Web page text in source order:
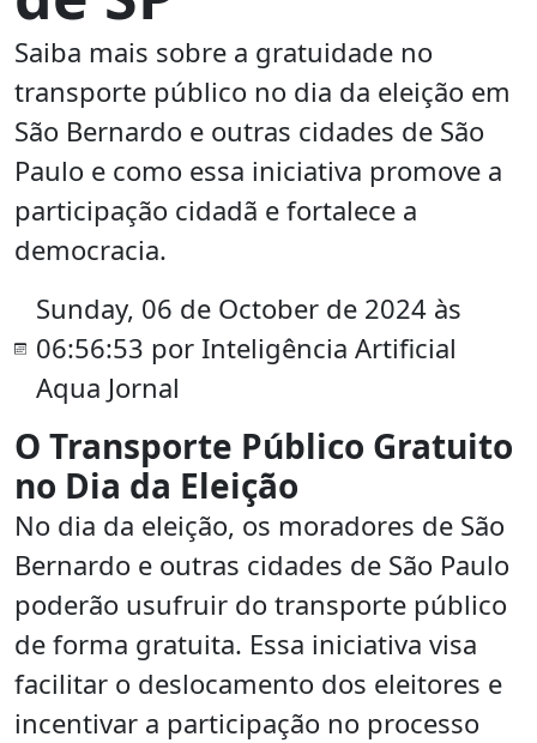
Saiba mais sobre a gratuidade no
transporte público no dia da eleição em
São Bernardo e outras cidades de São
Paulo e como essa iniciativa promove a
participação cidadã e fortalece a
democracia.
Sunday, 06 de October de 2024 às
06:56:53 por Inteligência Artificial
Aqua Jornal
O Transporte Público Gratuito
no Dia da Eleição
No dia da eleição, os moradores de São
Bernardo e outras cidades de São Paulo
poderão usufruir do transporte público
de forma gratuita. Essa iniciativa visa
facilitar o deslocamento dos eleitores e
incentivar a participação no processo